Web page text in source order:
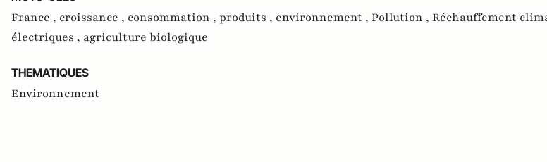
France , croissance , consommation , produits , environnement , Pollution , Réchauffement
électriques , agriculture biologique
THEMATIQUES
Environnement